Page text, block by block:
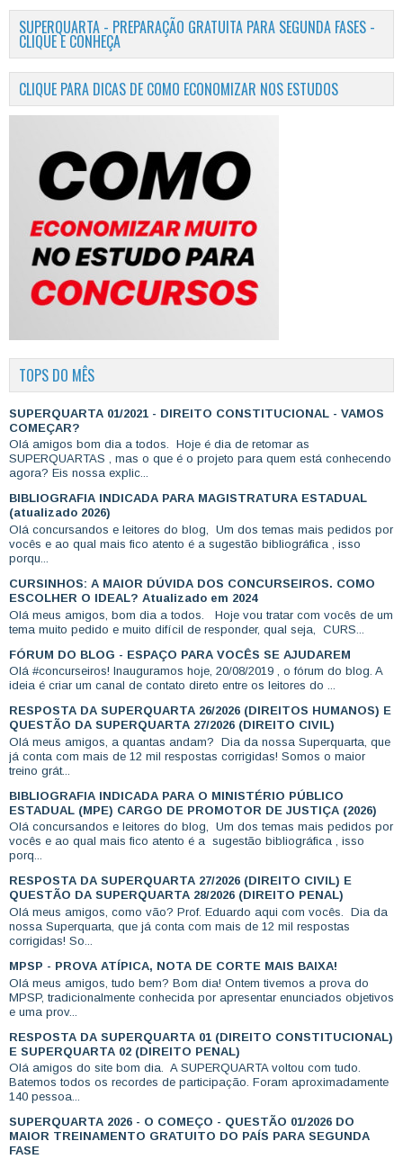
SUPERQUARTA - PREPARAÇÃO GRATUITA PARA SEGUNDA FASES -
CLIQUE E CONHEÇA
CLIQUE PARA DICAS DE COMO ECONOMIZAR NOS ESTUDOS
TOPS DO MÊS
SUPERQUARTA 01/2021 - DIREITO CONSTITUCIONAL - VAMOS
COMEÇAR?
Olá amigos bom dia a todos. Hoje é dia de retomar as
SUPERQUARTAS , mas o que é o projeto para quem está conhecendo
agora? Eis nossa explic...
BIBLIOGRAFIA INDICADA PARA MAGISTRATURA ESTADUAL
(atualizado 2026)
Olá concursandos e leitores do blog, Um dos temas mais pedidos por
vocês e ao qual mais fico atento é a sugestão bibliográfica , isso
porqu...
CURSINHOS: A MAIOR DÚVIDA DOS CONCURSEIROS. COMO
ESCOLHER O IDEAL? Atualizado em 2024
Olá meus amigos, bom dia a todos. Hoje vou tratar com vocês de um
tema muito pedido e muito difícil de responder, qual seja, CURS...
FÓRUM DO BLOG - ESPAÇO PARA VOCÊS SE AJUDAREM
Olá #concurseiros! Inauguramos hoje, 20/08/2019 , o fórum do blog. A
ideia é criar um canal de contato direto entre os leitores do ...
RESPOSTA DA SUPERQUARTA 26/2026 (DIREITOS HUMANOS) E
QUESTÃO DA SUPERQUARTA 27/2026 (DIREITO CIVIL)
Olá meus amigos, a quantas andam? Dia da nossa Superquarta, que
já conta com mais de 12 mil respostas corrigidas! Somos o maior
treino grát...
BIBLIOGRAFIA INDICADA PARA O MINISTÉRIO PÚBLICO
ESTADUAL (MPE) CARGO DE PROMOTOR DE JUSTIÇA (2026)
Olá concursandos e leitores do blog, Um dos temas mais pedidos por
vocês e ao qual mais fico atento é a sugestão bibliográfica , isso
porq...
RESPOSTA DA SUPERQUARTA 27/2026 (DIREITO CIVIL) E
QUESTÃO DA SUPERQUARTA 28/2026 (DIREITO PENAL)
Olá meus amigos, como vão? Prof. Eduardo aqui com vocês. Dia da
nossa Superquarta, que já conta com mais de 12 mil respostas
corrigidas! So...
MPSP - PROVA ATÍPICA, NOTA DE CORTE MAIS BAIXA!
Olá meus amigos, tudo bem? Bom dia! Ontem tivemos a prova do
MPSP, tradicionalmente conhecida por apresentar enunciados objetivos
e uma prov...
RESPOSTA DA SUPERQUARTA 01 (DIREITO CONSTITUCIONAL)
E SUPERQUARTA 02 (DIREITO PENAL)
Olá amigos do site bom dia. A SUPERQUARTA voltou com tudo.
Batemos todos os recordes de participação. Foram aproximadamente
140 pessoa...
SUPERQUARTA 2026 - O COMEÇO - QUESTÃO 01/2026 DO
MAIOR TREINAMENTO GRATUITO DO PAÍS PARA SEGUNDA
FASE